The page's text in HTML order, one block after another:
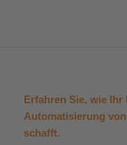
Erfahren Sie, wie Ihr
Automatisierung
schafft.